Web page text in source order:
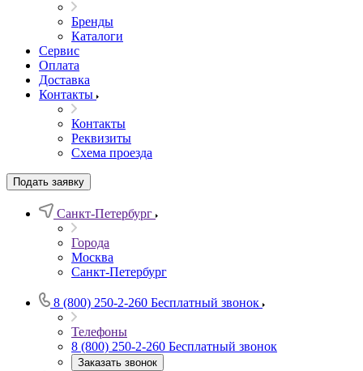
Бренды
Каталоги
Сервис
Оплата
Доставка
Контакты
Контакты
Реквизиты
Схема проезда
Подать заявку
Санкт-Петербург
Города
Москва
Санкт-Петербург
8 (800) 250-2-260 Бесплатный звонок
Телефоны
8 (800) 250-2-260 Бесплатный звонок
Заказать звонок